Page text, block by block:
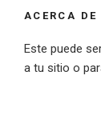
ACERCA
Este puede
a tu sitio o